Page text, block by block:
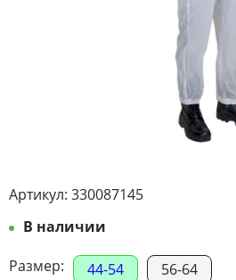
Артикул: 330087145
В наличии
Размер:
44-54 56-64